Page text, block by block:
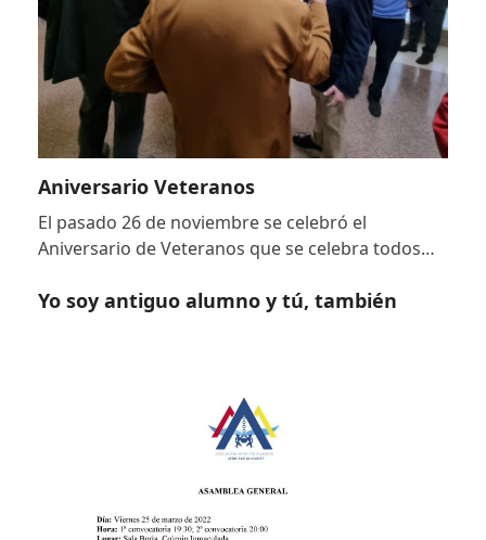
Aniversario Veteranos
El pasado 26 de noviembre se celebró el
Aniversario de Veteranos que se celebra todos…
Yo soy antiguo alumno y tú, también